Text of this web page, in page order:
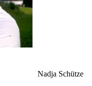
Nadja Schütze